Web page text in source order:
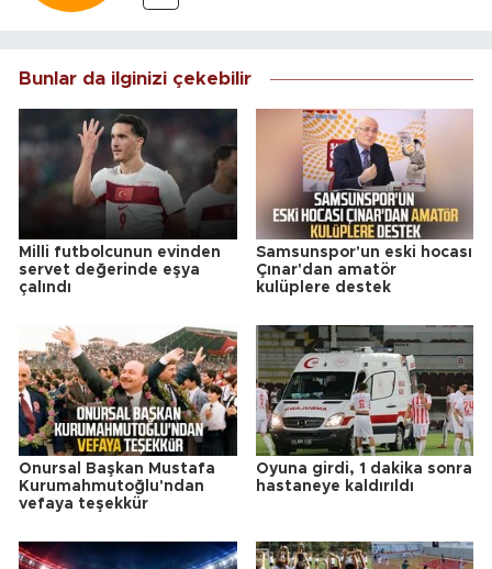
Bunlar da ilginizi çekebilir
Milli futbolcunun evinden
servet değerinde eşya
çalındı
Samsunspor'un eski hocası
Çınar'dan amatör
kulüplere destek
Onursal Başkan Mustafa
Kurumahmutoğlu'ndan
vefaya teşekkür
Oyuna girdi, 1 dakika sonra
hastaneye kaldırıldı